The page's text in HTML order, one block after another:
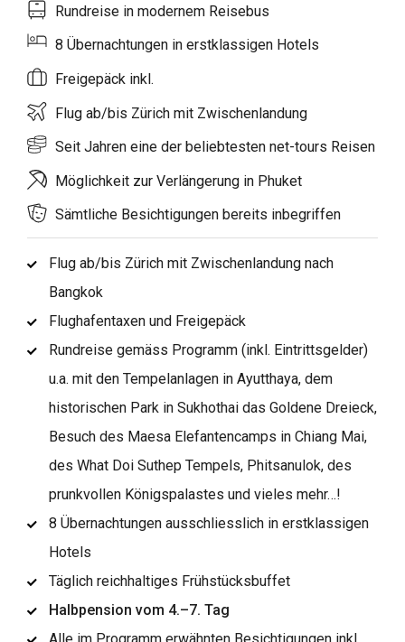
Rundreise in modernem Reisebus
8 Übernachtungen in erstklassigen Hotels
Freigepäck inkl.
Flug ab/bis Zürich mit Zwischenlandung
Seit Jahren eine der beliebtesten net-tours Reisen
Möglichkeit zur Verlängerung in Phuket
Sämtliche Besichtigungen bereits inbegriffen
Flug ab/bis Zürich mit Zwischenlandung nach
Bangkok
Flughafentaxen und Freigepäck
Rundreise gemäss Programm (inkl. Eintrittsgelder)
u.a. mit den Tempelanlagen in Ayutthaya, dem
historischen Park in Sukhothai das Goldene Dreieck,
Besuch des Maesa Elefantencamps in Chiang Mai,
des What Doi Suthep Tempels, Phitsanulok, des
prunkvollen Königspalastes und vieles mehr…!
8 Übernachtungen ausschliesslich in erstklassigen
Hotels
Täglich reichhaltiges Frühstücksbuffet
Halbpension vom 4.–7. Tag